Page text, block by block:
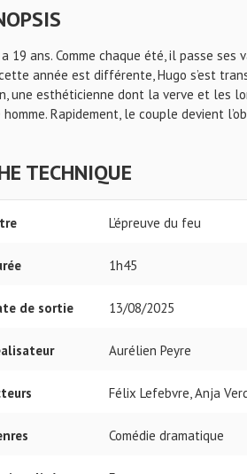
19 ans. Comme chaque été, il passe
année est différente, Hugo s’est
une esthéticienne dont la verve et les
homme. Rapidement, le couple devient
TECHNIQUE
L’épreuve du feu
1h45
de sortie 13/08/2025
Aurélien Peyre
Félix Lefebvre, Anja
Comédie dramatique